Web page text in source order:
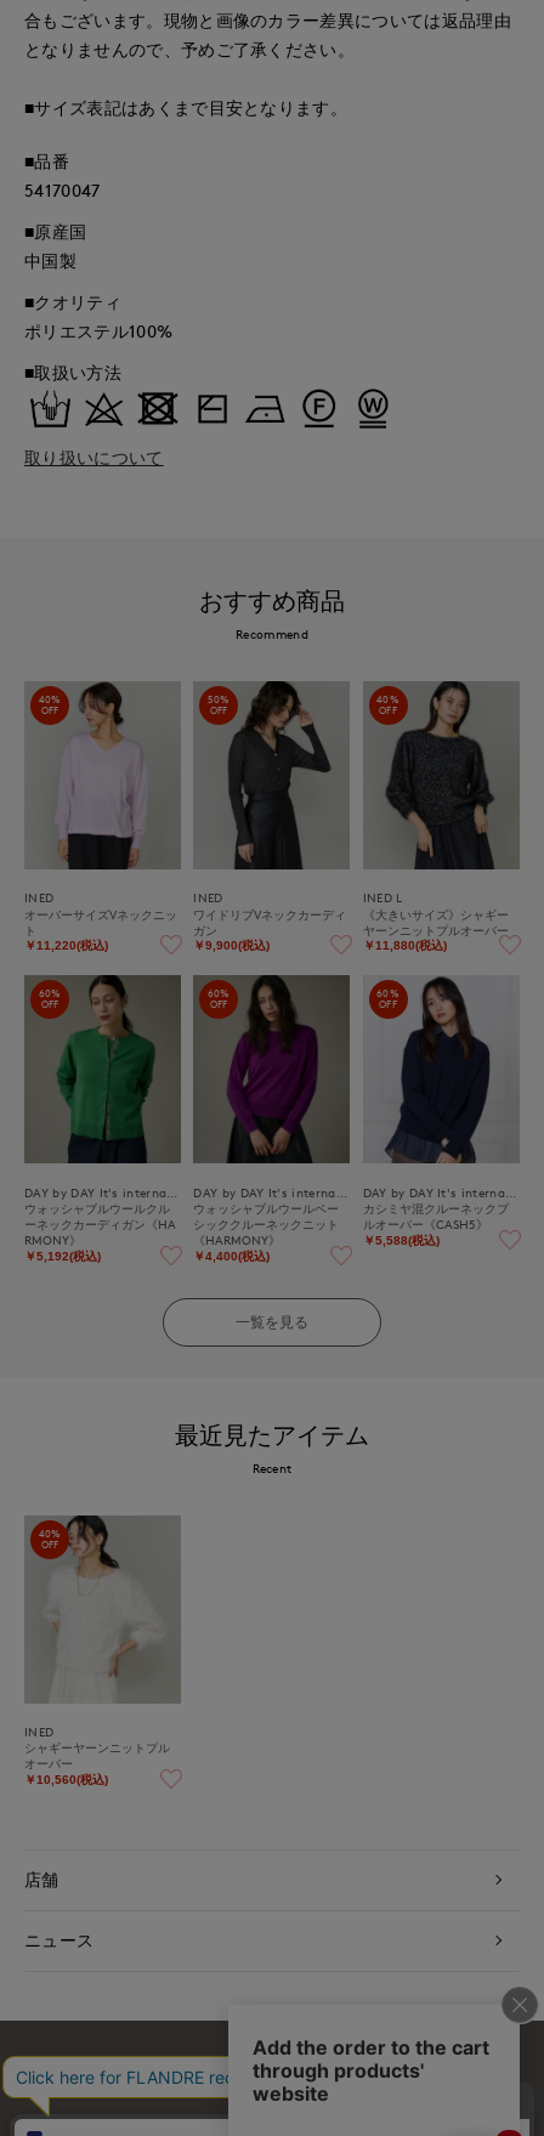
合もございます。現物と画像のカラー差異については返品理由
となりませんので、予めご了承ください。
■サイズ表記はあくまで目安となります。
■品番
54170047
■原産国
中国製
■クオリティ
ポリエステル100%
■取扱い方法
取り扱いについて
おすすめ商品
Recommend
40%
OFF
INED
オーバーサイズVネックニッ
ト
￥11,220(税込)
50%
OFF
INED
ワイドリブVネックカーディ
ガン
￥9,900(税込)
40%
OFF
INED L
《大きいサイズ》シャギー
ヤーンニットプルオーバー
￥11,880(税込)
60%
OFF
ウォッシャブルウールクル
ーネックカーディガン《HA
RMONY》
￥5,192(税込)
60%
OFF
ウォッシャブルウールベー
シッククルーネックニット
《HARMONY》
￥4,400(税込)
60%
OFF
カシミヤ混クルーネックプ
ルオーバー《CASH5》
￥5,588(税込)
一覧を見る
最近見たアイテム
Recent
40%
OFF
INED
シャギーヤーンニットプル
オーバー
￥10,560(税込)
店舗
ニュース